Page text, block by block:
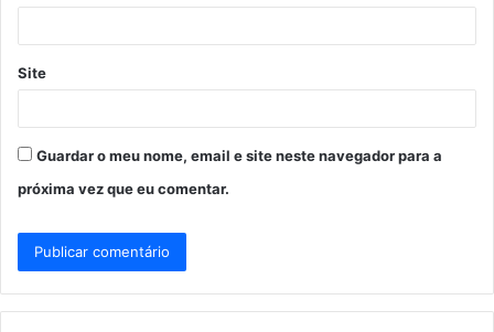
*
Site
Guardar o meu nome, email e site neste navegador para a
próxima vez que eu comentar.